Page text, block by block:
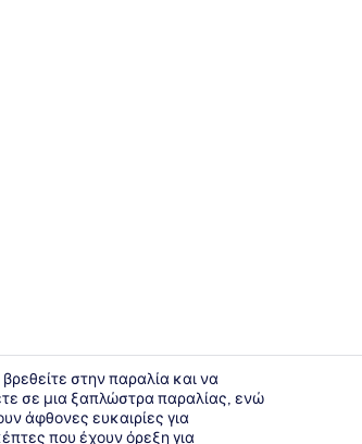
στην παραλία και να
σε μια ξαπλώστρα παραλίας, ενώ
άφθονες ευκαιρίες για
που έχουν όρεξη για